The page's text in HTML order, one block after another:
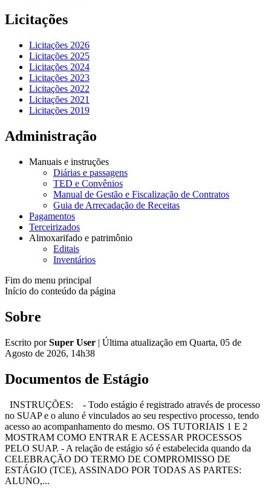
Licitações
Licitações 2026
Licitações 2025
Licitações 2024
Licitações 2023
Licitações 2022
Licitações 2021
Licitações 2019
Administração
Manuais e instruções
Diárias e passagens
TED e Convênios
Manual de Gestão e Fiscalização de Contratos
Guia de Arrecadação de Receitas
Pagamentos
Terceirizados
Almoxarifado e patrimônio
Editais
Inventários
Fim do menu principal
Início do conteúdo da página
Sobre
Escrito porSuper User | Última atualização em Quarta, 05 de
Agosto de 2026, 14h38
Documentos de Estágio
INSTRUÇÕES: - Todo estágio é registrado através de processo
no SUAP e o aluno é vinculados ao seu respectivo processo, tendo
acesso ao acompanhamento do mesmo. OS TUTORIAIS 1 E 2
MOSTRAM COMO ENTRAR E ACESSAR PROCESSOS
PELO SUAP. - A relação de estágio só é estabelecida quando da
CELEBRAÇÃO DO TERMO DE COMPROMISSO DE
ESTÁGIO (TCE), ASSINADO POR TODAS AS PARTES:
ALUNO,...